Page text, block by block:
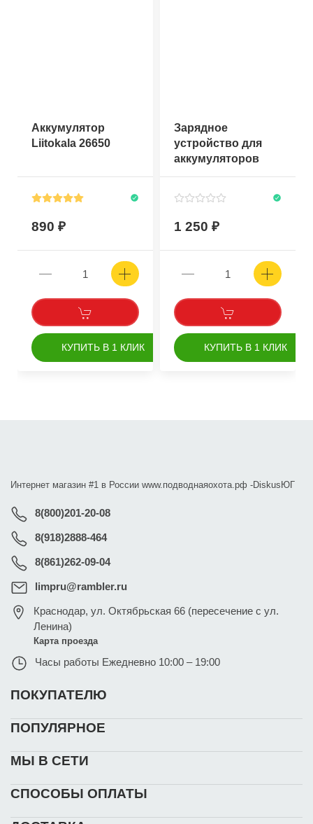
Аккумулятор
Liitokala 26650
890
КУПИТЬ В 1 КЛИК
Зарядное
устройство для
аккумуляторов
LiitoKala Lii-100B
1 250
КУПИТЬ В 1 КЛИК
Интернет магазин #1 в России www.подводнаяохота.рф -DiskusЮГ
8(800)201-20-08
8(918)2888-464
8(861)262-09-04
limpru@rambler.ru
Краснодар,ул. Октябрьская 66 (пересечение с ул.
Ленина)
Карта проезда
Часы работы Ежедневно 10:00 – 19:00
ПОКУПАТЕЛЮ
ПОПУЛЯРНОЕ
МЫ В СЕТИ
СПОСОБЫ ОПЛАТЫ